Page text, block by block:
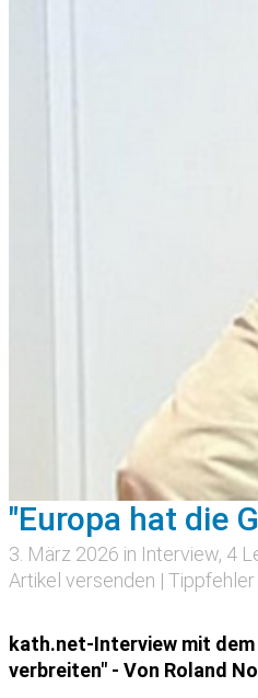
"Europa hat die
3. März 2026 in Interview, 4
Artikel versenden |
kath.net-Interview mit dem
verbreiten" - Von Roland